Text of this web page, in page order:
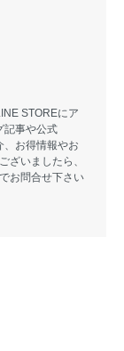
STOREにア
記事や公式
、お得情報やお
ざいましたら、
お問合せ下さい